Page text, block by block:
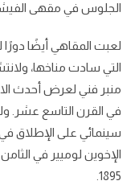
الجلوس في مقهى
لعبت المقاهي أيضًا دورًا
التي سادت مناخها،
منبر فني لعرض أحدث
في القرن التاسع
سينمائي على الإطلاق
الإخوين لوميير في
1895.